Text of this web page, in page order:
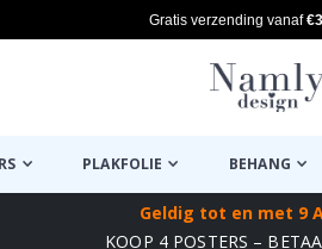
Gratis verzending vanaf
PLAKFOLIE BEHANG
Geldig tot en met 9
KOOP 4 POSTERS –